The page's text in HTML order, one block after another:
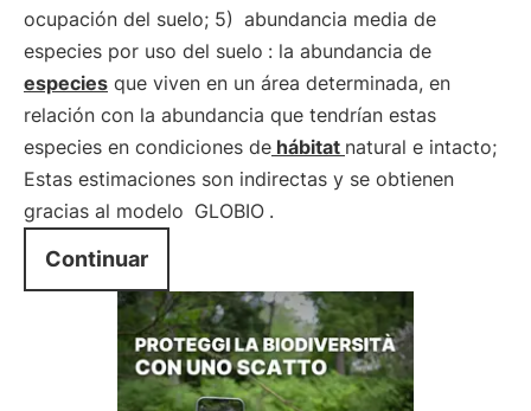
ocupación del suelo; 5) abundancia media de
especies por uso del suelo : la abundancia de
especies que viven en un área determinada, en
relación con la abundancia que tendrían estas
especies en condiciones de hábitat natural e intacto;
Estas estimaciones son indirectas y se obtienen
gracias al modelo GLOBIO .
Continuar